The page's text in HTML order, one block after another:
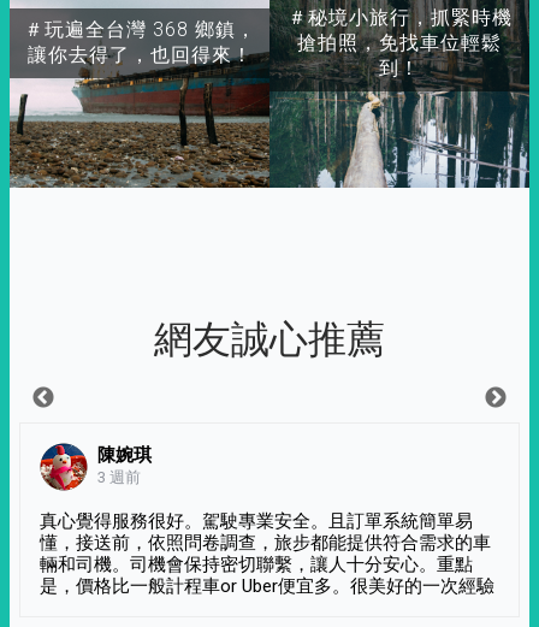
＃玩遍全台灣 368 鄉鎮，
讓你去得了，也回得來！
＃秘境小旅行，抓緊時機
搶拍照，免找車位輕鬆
到！
網友誠心推薦
陳婉琪
3 週前
真心覺得服務很好。駕駛專業安全。且訂單系統簡單易
懂，接送前，依照問卷調查，旅步都能提供符合需求的車
輛和司機。司機會保持密切聯繫，讓人十分安心。重點
是，價格比一般計程車or Uber便宜多。很美好的一次經驗